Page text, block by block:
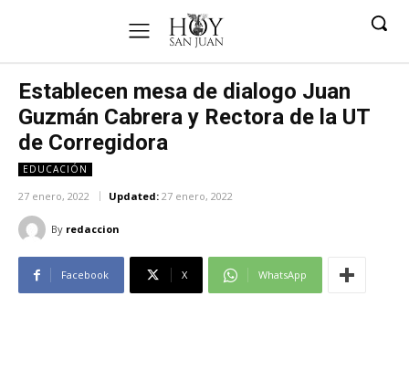
Establecen mesa de dialogo Juan
Guzmán Cabrera y Rectora de la UT
de Corregidora
EDUCACIÓN
27 enero, 2022 Updated: 27 enero, 2022
By redaccion
Facebook X WhatsApp